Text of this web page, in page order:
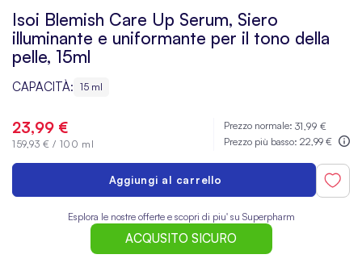
Isoi Blemish Care Up Serum, Siero
illuminante e uniformante per il tono della
pelle, 15ml
CAPACITÀ: 15 ml
23,99 €
159,93 € / 100 ml
Prezzo normale: 31,99 €
Prezzo più basso: 22,99 €
Aggiungi al carrello
Esplora le nostre offerte e scopri di piu' su Superpharm
ACQUSITO SICURO